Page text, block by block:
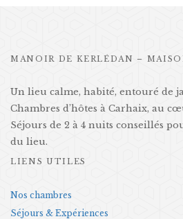
MANOIR DE KERLÉDAN –
Un lieu calme, habité, entouré de
Chambres d’hôtes à Carhaix, au
Séjours de 2 à 4 nuits conseillés
du lieu.
LIENS UTILES
Nos chambres
Séjours & Expériences